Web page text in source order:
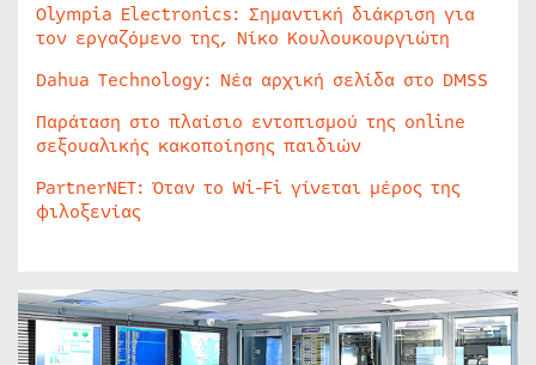
Olympia Electronics: Σημαντική διάκριση για
τον εργαζόμενο της, Νίκο Κουλουκουργιώτη
Dahua Technology: Νέα αρχική σελίδα στο DMSS
Παράταση στο πλαίσιο εντοπισμού της online
σεξουαλικής κακοποίησης παιδιών
PartnerNET: Όταν το Wi-Fi γίνεται μέρος της
φιλοξενίας